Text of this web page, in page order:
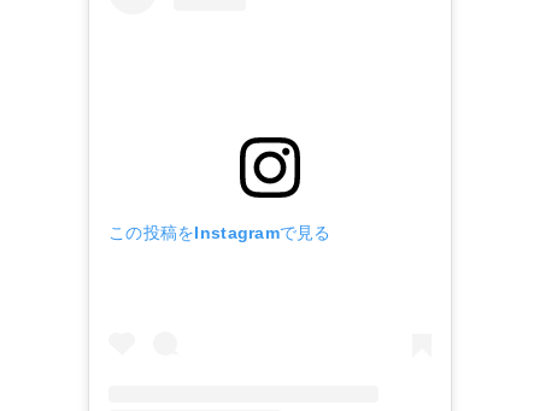
この投稿をInstagramで見る